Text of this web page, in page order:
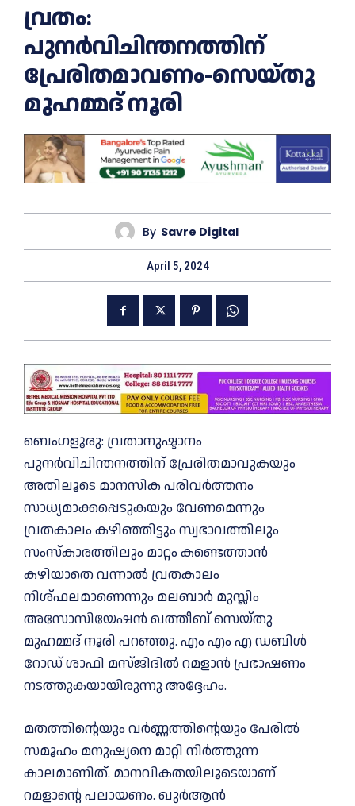
വ്രതം:
പുനർവിചിന്തനത്തിന്
പ്രേരിതമാവണം-സെയ്തു
മുഹമ്മദ് നൂരി
By Savre Digital
April 5, 2024
ബെംഗളൂരു: വ്രതാനുഷ്ടാനം
പുനര്‍വിചിന്തനത്തിന് പ്രേരിതമാവുകയും
അതിലൂടെ മാനസിക പരിവര്‍ത്തനം
സാധ്യമാക്കപ്പെടുകയും വേണമെന്നും
വ്രതകാലം കഴിഞ്ഞിട്ടും സ്വഭാവത്തിലും
സംസ്‌കാരത്തിലും മാറ്റം കണ്ടെത്താന്‍
കഴിയാതെ വന്നാല്‍ വ്രതകാലം
നിശ്ഫലമാണെന്നും മലബാര്‍ മുസ്ലിം
അസോസിയേഷന്‍ ഖത്തീബ് സെയ്തു
മുഹമ്മദ് നൂരി പറഞ്ഞു. എം എം എ ഡബിള്‍
റോഡ് ശാഫി മസ്ജിദില്‍ റമളാന്‍ പ്രഭാഷണം
നടത്തുകയായിരുന്നു അദ്ദേഹം.
മതത്തിന്റെയും വര്‍ണ്ണത്തിന്റെയും പേരില്‍
സമൂഹം മനുഷ്യനെ മാറ്റി നിര്‍ത്തുന്ന
കാലമാണിത്. മാനവികതയിലൂടെയാണ്
റമളാന്റെ പലായണം. ഖുര്‍ആന്‍